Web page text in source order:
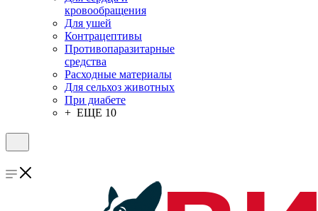
кровообращения
Для ушей
Контрацептивы
Противопаразитарные
средства
Расходные материалы
Для сельхоз животных
При диабете
+ ЕЩЕ 10